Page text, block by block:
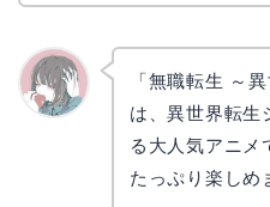
「無職転生 ～
は、異世界転生
る大人気アニメ
たっぷり楽しめ